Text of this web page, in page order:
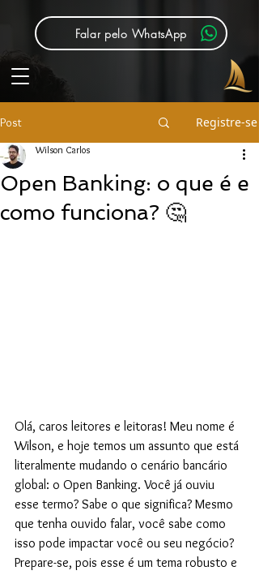
Falar pelo WhatsApp
Post Registre-se
Open Banking: o que é e
como funciona? 🤔
Wilson Carlos
Olá, caros leitores e leitoras! Meu nome é
Wilson, e hoje temos um assunto que está
literalmente mudando o cenário bancário
global: o Open Banking. Você já ouviu
esse termo? Sabe o que significa? Mesmo
que tenha ouvido falar, você sabe como
isso pode impactar você ou seu negócio?
Prepare-se, pois esse é um tema robusto e